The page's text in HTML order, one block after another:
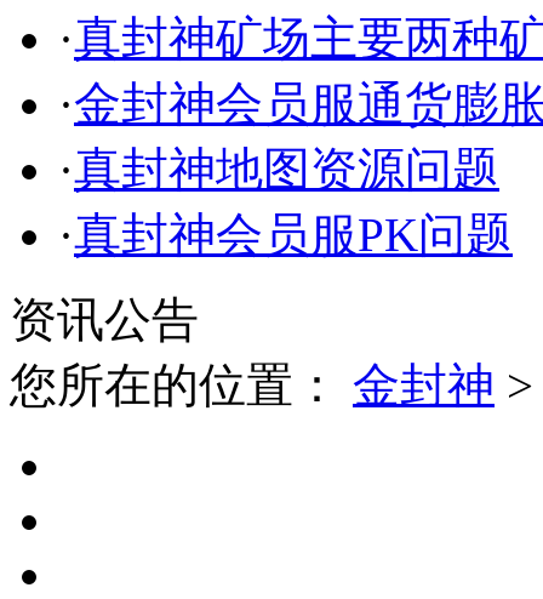
·真封神矿场主要两种
·金封神会员服通货膨
·真封神地图资源问题
·真封神会员服PK问题
资讯公告
您所在的位置： 金封神